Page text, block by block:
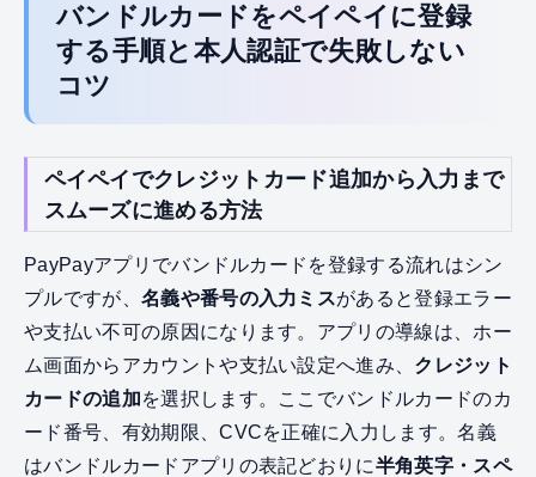
バンドルカードをペイペイに登録
する手順と本人認証で失敗しない
コツ
ペイペイでクレジットカード追加から入力まで
スムーズに進める方法
PayPayアプリでバンドルカードを登録する流れはシン
プルですが、 名義や番号の入力ミスがあると登録エラー
や支払い不可の原因になります。アプリの導線は、ホー
ム画面からアカウントや支払い設定へ進み、 クレジット
カードの追加を選択します。ここでバンドルカードのカ
ード番号、有効期限、CVCを正確に入力します。名義
はバンドルカードアプリの表記どおりに半角英字・スペ